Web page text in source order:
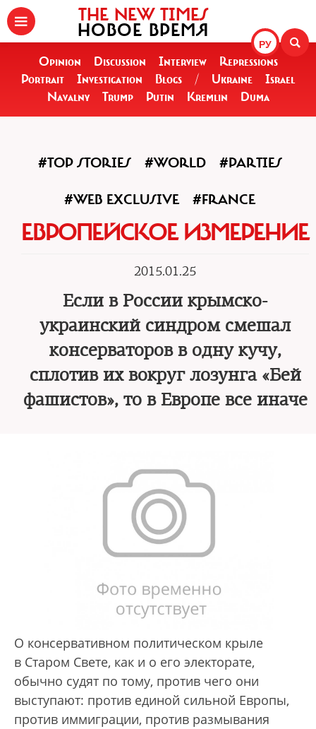
РУ
THE NEW TIMES
НОВОЕ ВРЕМЯ
Opinion Discussion Interview
Repressions
Portrait
Investigation Blogs / Ukraine
Israel
Navalny
Trump Putin Kremlin Duma
#TOP STORIES #WORLD #PARTIES
#WEB EXCLUSIVE #FRANCE
ЕВРОПЕЙСКОЕ ИЗМЕРЕНИЕ
2015.01.25
Если в России крымско-
украинский синдром смешал
консерваторов в одну кучу,
сплотив их вокруг лозунга «Бей
фашистов», то в Европе все иначе
О консервативном политическом крыле
в Старом Свете, как и о его электорате,
обычно судят по тому, против чего они
выступают: против единой сильной Европы,
против иммиграции, против размывания